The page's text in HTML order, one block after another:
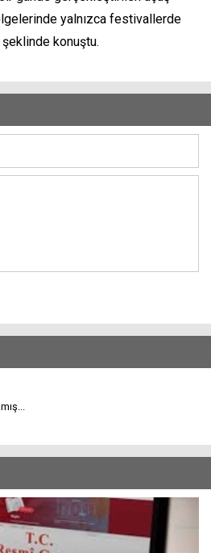
yalnızca festivallerde
şeklinde konuştu.